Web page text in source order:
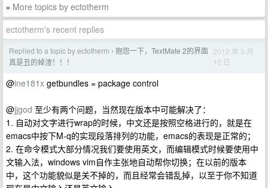
» More topics by ectotherm
ectotherm's recent replies
Replied to a topic by ectotherm › 抱怨一下，TextMate 2的界面
真是丑的掉渣！！！
2012 年 3 月
10 日
@ine181x getbundles = package control
@jjgod 至少有两个问题，当然现在版本中可能解决了：
1. 自动对文字进行wrap的时候，中文还是按照空格进行的，就是在
emacs中按下M-q的实现段落排列的功能，emacs的表现是正常的；
2. 在命令模式大部分情况我们要使用英文，而编辑模式时候要使用中
文输入法，windows vim自作主张地自动帮你切换；在以前的版本
中，这个功能貌似是关不掉的，而且经常会错乱掉，以至于你不知道